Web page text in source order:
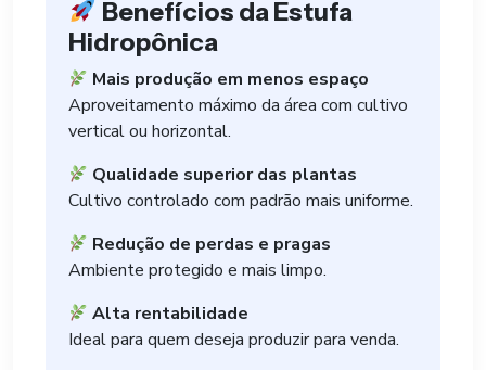
Benefícios da Estufa
Hidropônica
Mais produção em menos espaço
Aproveitamento máximo da área com cultivo
vertical ou horizontal.
Qualidade superior das plantas
Cultivo controlado com padrão mais uniforme.
Redução de perdas e pragas
Ambiente protegido e mais limpo.
Alta rentabilidade
Ideal para quem deseja produzir para venda.